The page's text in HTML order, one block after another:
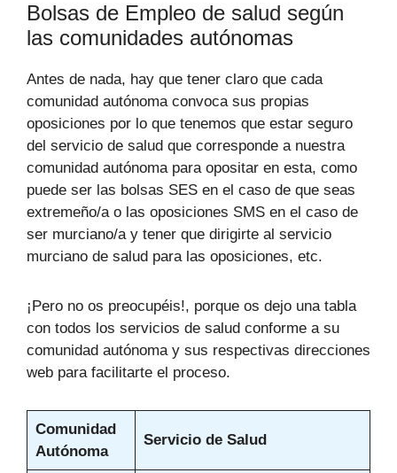
Bolsas de Empleo de salud según
las comunidades autónomas
Antes de nada, hay que tener claro que cada
comunidad autónoma convoca sus propias
oposiciones por lo que tenemos que estar seguro
del servicio de salud que corresponde a nuestra
comunidad autónoma para opositar en esta, como
puede ser las bolsas SES en el caso de que seas
extremeño/a o las oposiciones SMS en el caso de
ser murciano/a y tener que dirigirte al servicio
murciano de salud para las oposiciones, etc.
¡Pero no os preocupéis!, porque os dejo una tabla
con todos los servicios de salud conforme a su
comunidad autónoma y sus respectivas direcciones
web para facilitarte el proceso.
Comunidad
Autónoma
Servicio de Salud